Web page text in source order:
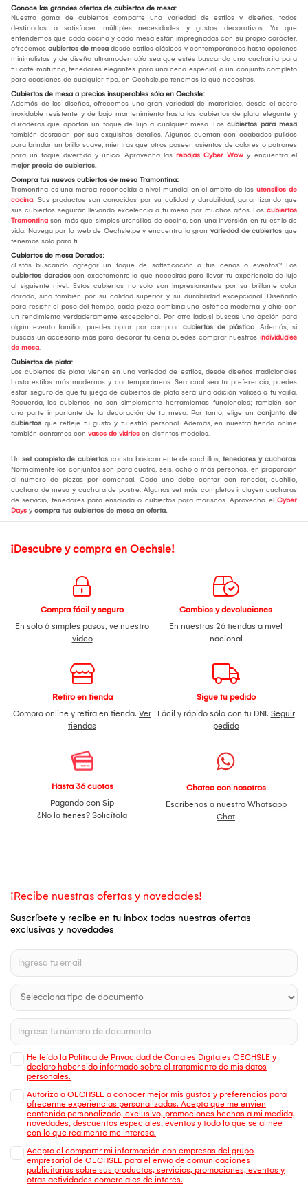
Conoce las grandes ofertas de cubiertos de mesa:
Nuestra gama de cubiertos comparte una variedad de estilos y diseños, todos
destinados a satisfacer múltiples necesidades y gustos decorativos. Ya que
entendemos que cada cocina y cada mesa están impregnadas con su propio carácter,
ofrecemos cubiertos de mesa desde estilos clásicos y contemporáneos hasta opciones
minimalistas y de diseño ultramoderno.Ya sea que estés buscando una cucharita para
tu café matutino, tenedores elegantes para una cena especial, o un conjunto completo
para ocasiones de cualquier tipo, en Oechsle.pe tenemos lo que necesitas.
Cubiertos de mesa a precios insuperables sólo en Oechsle:
Además de los diseños, ofrecemos una gran variedad de materiales, desde el acero
inoxidable resistente y de bajo mantenimiento hasta los cubiertos de plata elegante y
duraderos que aportan un toque de lujo a cualquier mesa. Los cubiertos para mesa
también destacan por sus exquisitos detalles. Algunos cuentan con acabados pulidos
para brindar un brillo suave, mientras que otros poseen asientos de colores o patrones
para un toque divertido y único. Aprovecha las rebajas Cyber Wow y encuentra el
mejor precio de cubiertos.
Compra tus nuevos cubiertos de mesa Tramontina:
Tramontina es una marca reconocida a nivel mundial en el ámbito de los utensilios de
cocina. Sus productos son conocidos por su calidad y durabilidad, garantizando que
sus cubiertos seguirán llevando excelencia a tu mesa por muchos años. Los cubiertos
Tramontina son más que simples utensilios de cocina, son una inversión en tu estilo de
vida. Navega por la web de Oechsle.pe y encuentra la gran variedad de cubiertos que
tenemos sólo para ti.
Cubiertos de mesa Dorados:
¿Estás buscando agregar un toque de sofisticación a tus cenas o eventos? Los
cubiertos dorados son exactamente lo que necesitas para llevar tu experiencia de lujo
al siguiente nivel. Estos cubiertos no solo son impresionantes por su brillante color
dorado, sino también por su calidad superior y su durabilidad excepcional. Diseñado
para resistir el paso del tiempo, cada pieza combina una estética moderna y chic con
un rendimiento verdaderamente excepcional. Por otro lado,si buscas una opción para
algún evento familiar, puedes optar por comprar cubiertos de plástico. Además, si
buscas un accesorio más para decorar tu cena puedes comprar nuestros individuales
de mesa.
Cubiertos de plata:
Los cubiertos de plata vienen en una variedad de estilos, desde diseños tradicionales
hasta estilos más modernos y contemporáneos. Sea cual sea tu preferencia, puedes
estar seguro de que tu juego de cubiertos de plata será una adición valiosa a tu vajilla.
Recuerda, los cubiertos no son simplemente herramientas funcionales; también son
una parte importante de la decoración de tu mesa. Por tanto, elige un conjunto de
cubiertos que refleje tu gusto y tu estilo personal. Además, en nuestra tienda online
también contamos con vasos de vidrios en distintos modelos.
Un set completo de cubiertos consta básicamente de cuchillos, tenedores y cucharas.
Normalmente los conjuntos son para cuatro, seis, ocho o más personas, en proporción
al número de piezas por comensal. Cada uno debe contar con tenedor, cuchillo,
cuchara de mesa y cuchara de postre. Algunos set más completos incluyen cucharas
de servicio, tenedores para ensalada o cubiertos para mariscos. Aprovecha el Cyber
Days y compra tus cubiertos de mesa en oferta.
¡Descubre y compra en Oechsle!
Compra fácil y seguro
En solo 6 simples pasos, ve nuestro
video
Cambios y devoluciones
En nuestras 26 tiendas a nivel
nacional
Retiro en tienda
Compra online y retira en tienda. Ver
tiendas
Sigue tu pedido
Fácil y rápido sólo con tu DNI. Seguir
pedido
Hasta 36 cuotas
Pagando con Sip
¿No la tienes? Solicítala
Chatea con nosotros
Escríbenos a nuestro Whatsapp
Chat
¡Recibe nuestras ofertas y novedades!
Suscríbete y recibe en tu inbox todas nuestras ofertas
exclusivas y novedades
He leído la Política de Privacidad de Canales Digitales OECHSLE y
declaro haber sido informado sobre el tratamiento de mis datos
personales.
Autorizo a OECHSLE a conocer mejor mis gustos y preferencias para
ofrecerme experiencias personalizadas. Acepto que me envien
contenido personalizado, exclusivo, promociones hechas a mi medida,
novedades, descuentos especiales, eventos y todo lo que se alinee
con lo que realmente me interesa.
Acepto el compartir mi información con empresas del grupo
empresarial de OECHSLE para el envío de comunicaciones
publicitarias sobre sus productos, servicios, promociones, eventos y
otras actividades comerciales de interés.